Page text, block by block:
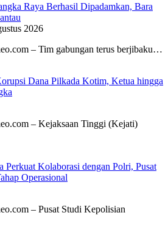
Raya Berhasil Dipadamkan, Bara
2026
– Tim gabungan terus berjibaku…
Dana Pilkada Kotim, Ketua hingga
– Kejaksaan Tinggi (Kejati)
Perkuat Kolaborasi dengan Polri, Pusat
Operasional
– Pusat Studi Kepolisian